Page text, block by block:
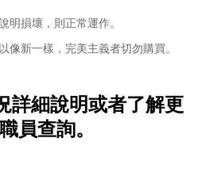
明損壞，則正常運作。
像新一樣，完美主義者切勿購買。
詳細說明或者了解更
員查詢。